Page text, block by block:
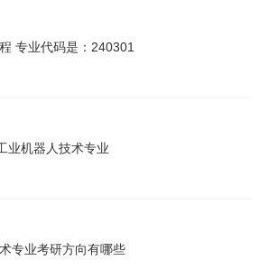
专业代码是：240301
业机器人技术专业
专业考研方向有哪些